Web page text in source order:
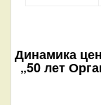
Динамика
„50 лет